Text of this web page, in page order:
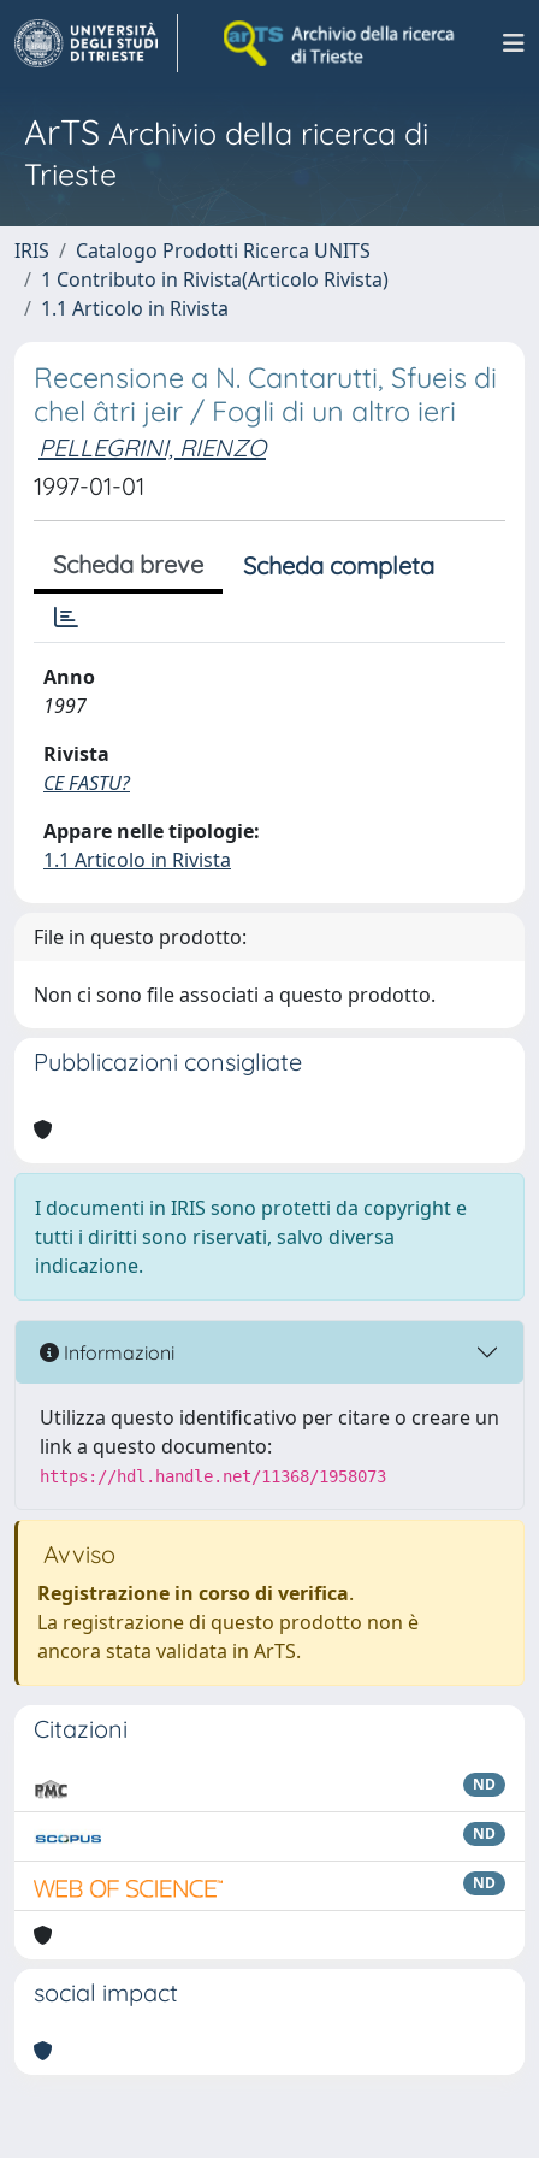
ArTS Archivio della ricerca di
Trieste
IRIS
Catalogo Prodotti Ricerca UNITS
1 Contributo in Rivista(Articolo Rivista)
1.1 Articolo in Rivista
Recensione a N. Cantarutti, Sfueis di
chel âtri jeir / Fogli di un altro ieri
PELLEGRINI, RIENZO
1997-01-01
Scheda breve Scheda completa
Anno
1997
Rivista
CE FASTU?
Appare nelle tipologie:
1.1 Articolo in Rivista
File in questo prodotto:
Non ci sono file associati a questo prodotto.
Pubblicazioni consigliate
I documenti in IRIS sono protetti da copyright e
tutti i diritti sono riservati, salvo diversa
indicazione.
Informazioni
Utilizza questo identificativo per citare o creare un
link a questo documento:
https://hdl.handle.net/11368/1958073
Avviso
Registrazione in corso di verifica.
La registrazione di questo prodotto non è
ancora stata validata in ArTS.
Citazioni
ND
ND
ND
social impact